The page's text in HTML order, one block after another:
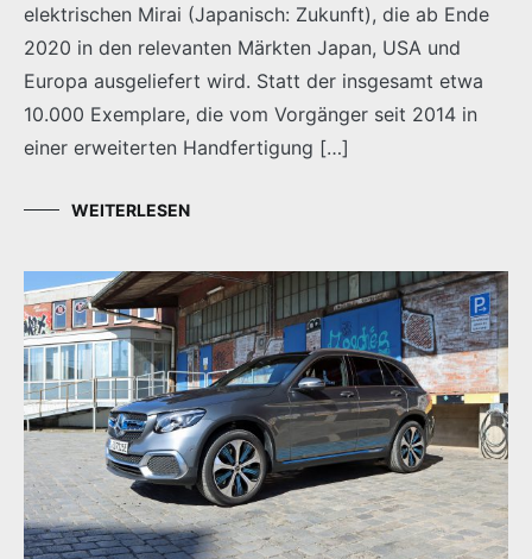
elektrischen Mirai (Japanisch: Zukunft), die ab Ende
2020 in den relevanten Märkten Japan, USA und
Europa ausgeliefert wird. Statt der insgesamt etwa
10.000 Exemplare, die vom Vorgänger seit 2014 in
einer erweiterten Handfertigung […]
WEITERLESEN